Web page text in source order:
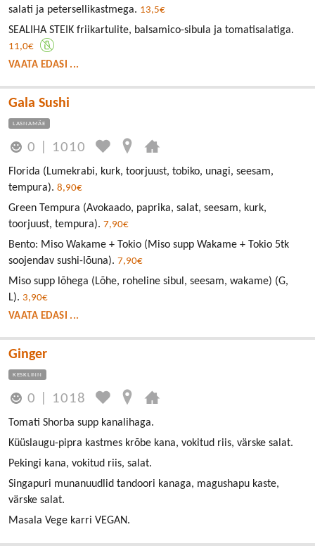
salati ja petersellikastmega. 13,5€
SEALIHA STEIK friikartulite, balsamico-sibula ja tomatisalatiga.
11,0€
VAATA EDASI ...
Gala Sushi
LASNAMÄE
0 1010
Florida (Lumekrabi, kurk, toorjuust, tobiko, unagi, seesam,
tempura). 8,90€
Green Tempura (Avokaado, paprika, salat, seesam, kurk,
toorjuust, tempura). 7,90€
Bento: Miso Wakame + Tokio (Miso supp Wakame + Tokio 5tk
soojendav sushi-lõuna). 7,90€
Miso supp lõhega (Lõhe, roheline sibul, seesam, wakame) (G,
L). 3,90€
VAATA EDASI ...
Ginger
KESKLINN
0 1018
Tomati Shorba supp kanalihaga.
Küüslaugu-pipra kastmes krõbe kana, vokitud riis, värske salat.
Pekingi kana, vokitud riis, salat.
Singapuri munanuudlid tandoori kanaga, magushapu kaste,
värske salat.
Masala Vege karri VEGAN.